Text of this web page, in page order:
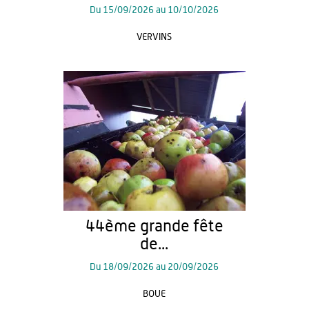
Du 15/09/2026 au 10/10/2026
VERVINS
44ème grande fête
de...
Du 18/09/2026 au 20/09/2026
BOUE